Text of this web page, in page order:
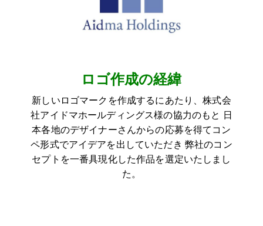
ロゴ作成の経緯
新しいロゴマークを作成するにあたり、株式会
社アイドマホールディングス様の協力のもと 日
本各地のデザイナーさんからの応募を得てコン
ペ形式でアイデアを出していただき 弊社のコン
セプトを一番具現化した作品を選定いたしまし
た。